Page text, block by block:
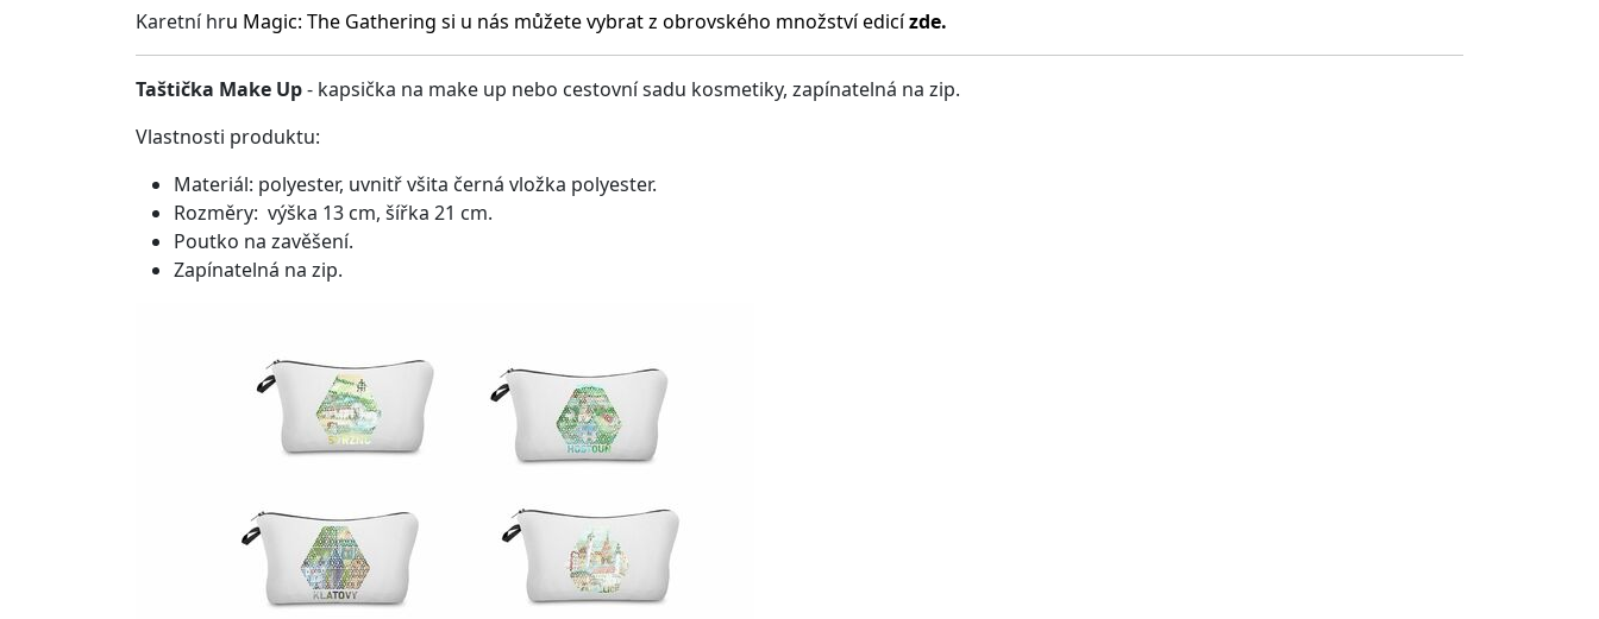
Karetní hru Magic: The Gathering si u nás můžete vybrat z obrovského množství edicízde.
Taštička Make Up- kapsička na make up nebo cestovní sadu kosmetiky, zapínatelná na zip.
Vlastnosti produktu:
Materiál: polyester, uvnitř všita černá vložka polyester.
Rozměry: výška 13 cm, šířka 21 cm.
Poutko na zavěšení.
Zapínatelná na zip.